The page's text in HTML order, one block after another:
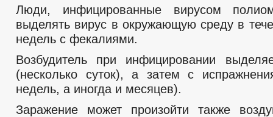
Люди, инфицированные вирусом
выделять вирус в окружающую среду в
недель с фекалиями.
Возбудитель при инфицировании
(несколько суток), а затем с
недель, а иногда и месяцев).
Заражение может произойти также